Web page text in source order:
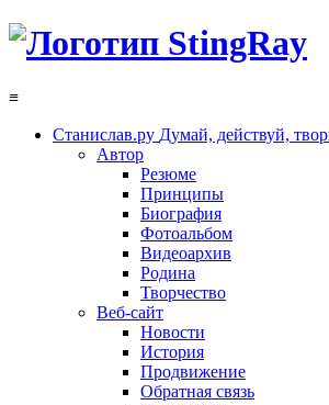
≡
Станислав.ру Думай, действуй,
Автор
Резюме
Принципы
Биография
Фотоальбом
Видеоархив
Родина
Творчество
Веб-сайт
Новости
История
Продвижение
Обратная связь